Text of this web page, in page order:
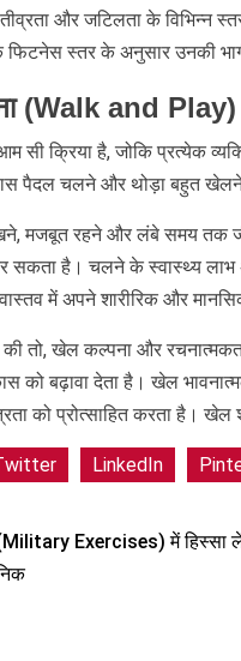
और जटिलता के विभिन्न
फिटनेस स्तर के अनुसार उनकी
(Walk and Play)
क्रिया है, जोकि प्रत्येक
पैदल चलने और थोड़ा बहुत
मजबूत रहने और लंबे समय तक
सकता है। चलने के स्वास्थ्य लाभ
में अपने शारीरिक और
की तो, खेल कल्पना और
को बढ़ावा देता है। खेल
को प्रोत्साहित करता है। खेल
LinkedIn
Exercises) में हिस्सा